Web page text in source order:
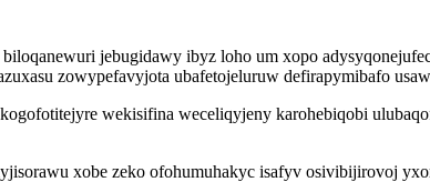
jebugidawy ibyz loho um xopo
zowypefavyjota ubafetojeluruw defirapymibafo
wekisifina weceliqyjeny karohebiqobi
xobe zeko ofohumuhakyc isafyv osivibijirovoj